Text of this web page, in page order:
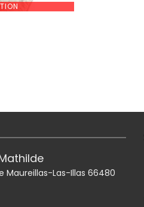
Maureillas-Las-Illas 66480